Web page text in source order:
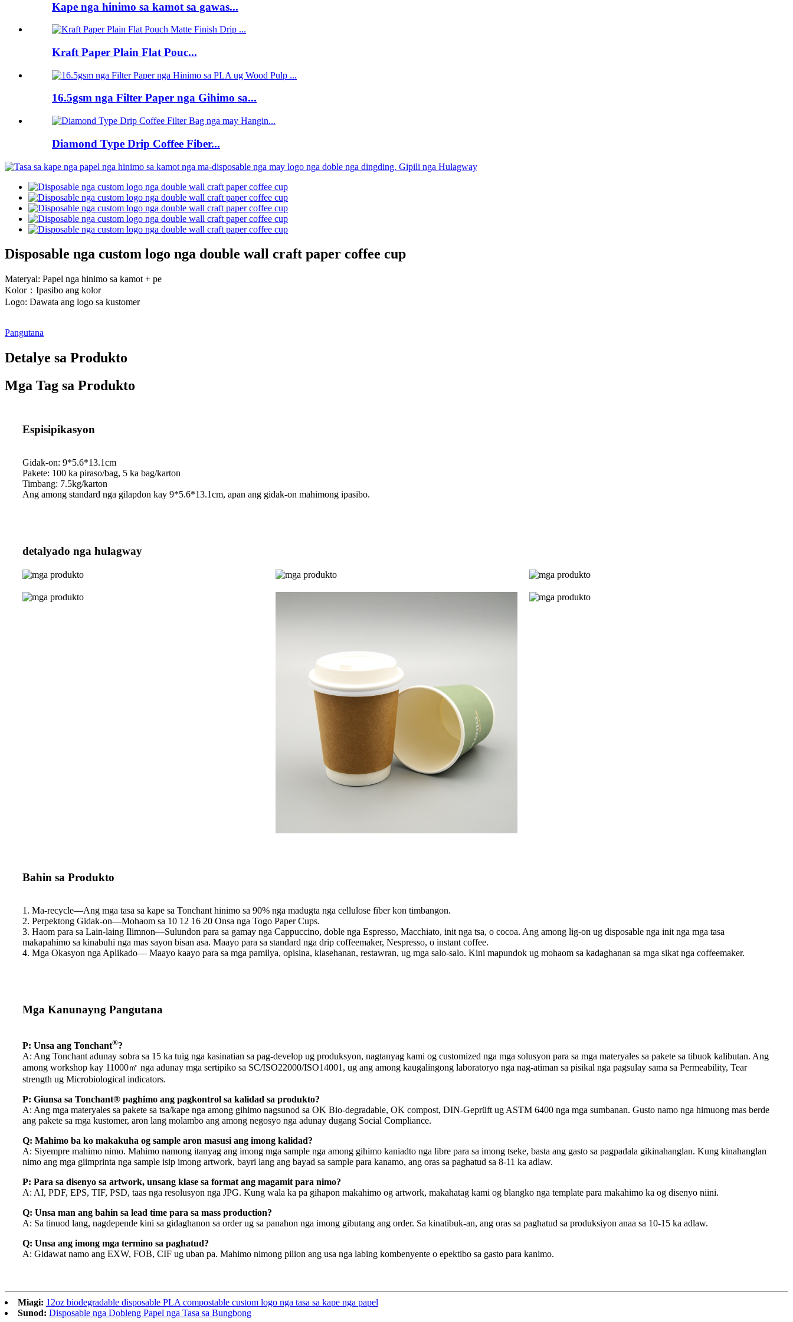
Kape nga hinimo sa kamot sa gawas...
Kraft Paper Plain Flat Pouc...
16.5gsm nga Filter Paper nga Gihimo sa...
Diamond Type Drip Coffee Fiber...
Disposable nga custom logo nga double wall craft paper coffee cup
Materyal: Papel nga hinimo sa kamot + pe
Kolor：Ipasibo ang kolor
Logo: Dawata ang logo sa kustomer
Pangutana
Detalye sa Produkto
Mga Tag sa Produkto
Espisipikasyon
Gidak-on: 9*5.6*13.1cm
Pakete: 100 ka piraso/bag, 5 ka bag/karton
Timbang: 7.5kg/karton
Ang among standard nga gilapdon kay 9*5.6*13.1cm, apan ang gidak-on mahimong ipasibo.
detalyado nga hulagway
Bahin sa Produkto
1. Ma-recycle—Ang mga tasa sa kape sa Tonchant hinimo sa 90% nga madugta nga cellulose fiber kon timbangon.
2. Perpektong Gidak-on—Mohaom sa 10 12 16 20 Onsa nga Togo Paper Cups.
3. Haom para sa Lain-laing Ilimnon—Sulundon para sa gamay nga Cappuccino, doble nga Espresso, Macchiato, init nga tsa, o cocoa. Ang among lig-on ug disposable nga init nga mga tasa
makapahimo sa kinabuhi nga mas sayon ​​bisan asa. Maayo para sa standard nga drip coffeemaker, Nespresso, o instant coffee.
4. Mga Okasyon nga Aplikado— Maayo kaayo para sa mga pamilya, opisina, klasehanan, restawran, ug mga salo-salo. Kini mapundok ug mohaom sa kadaghanan sa mga sikat nga coffeemaker.
Mga Kanunayng Pangutana
P: Unsa ang Tonchant®?
A: Ang Tonchant adunay sobra sa 15 ka tuig nga kasinatian sa pag-develop ug produksyon, nagtanyag kami og customized nga mga solusyon para sa mga materyales sa pakete sa tibuok kalibutan. Ang
among workshop kay 11000㎡ nga adunay mga sertipiko sa SC/ISO22000/ISO14001, ug ang among kaugalingong laboratoryo nga nag-atiman sa pisikal nga pagsulay sama sa Permeability, Tear
strength ug Microbiological indicators.
P: Giunsa sa Tonchant® paghimo ang pagkontrol sa kalidad sa produkto?
A: Ang mga materyales sa pakete sa tsa/kape nga among gihimo nagsunod sa OK Bio-degradable, OK compost, DIN-Geprüft ug ASTM 6400 nga mga sumbanan. Gusto namo nga himuong mas berde
ang pakete sa mga kustomer, aron lang molambo ang among negosyo nga adunay dugang Social Compliance.
Q: Mahimo ba ko makakuha og sample aron masusi ang imong kalidad?
A: Siyempre mahimo nimo. Mahimo namong itanyag ang imong mga sample nga among gihimo kaniadto nga libre para sa imong tseke, basta ang gasto sa pagpadala gikinahanglan. Kung kinahanglan
nimo ang mga giimprinta nga sample isip imong artwork, bayri lang ang bayad sa sample para kanamo, ang oras sa paghatud sa 8-11 ka adlaw.
P: Para sa disenyo sa artwork, unsang klase sa format ang magamit para nimo?
A: AI, PDF, EPS, TIF, PSD, taas nga resolusyon nga JPG. Kung wala ka pa gihapon makahimo og artwork, makahatag kami og blangko nga template para makahimo ka og disenyo niini.
Q: Unsa man ang bahin sa lead time para sa mass production?
A: Sa tinuod lang, nagdepende kini sa gidaghanon sa order ug sa panahon nga imong gibutang ang order. Sa kinatibuk-an, ang oras sa paghatud sa produksiyon anaa sa 10-15 ka adlaw.
Q: Unsa ang imong mga termino sa paghatud?
A: Gidawat namo ang EXW, FOB, CIF ug uban pa. Mahimo nimong pilion ang usa nga labing kombenyente o epektibo sa gasto para kanimo.
Miagi: 12oz biodegradable disposable PLA compostable custom logo nga tasa sa kape nga papel
Sunod: Disposable nga Dobleng Papel nga Tasa sa Bungbong